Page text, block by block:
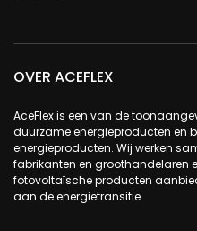
OVER ACEFLEX
AceFlex is een van de
duurzame energieproducten en
energieproducten. Wij werken
fabrikanten en groothandelaren
fotovoltaïsche producten
aan de energietransitie.